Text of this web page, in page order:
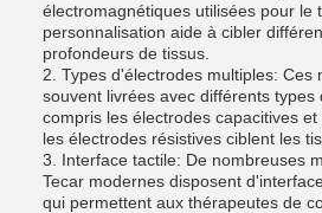
électromagnétiques utilisées pour le
personnalisation aide à cibler
profondeurs de tissus.
2. Types d'électrodes multiples: Ces
souvent livrées avec différents types
compris les électrodes capacitives
les électrodes résistives ciblent les
3. Interface tactile: De nombreuses
Tecar modernes disposent
qui permettent aux thérapeutes de